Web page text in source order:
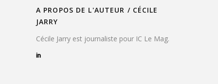
A PROPOS DE L'AUTEUR / CÉCILE
JARRY
Cécile Jarry est journaliste pour IC Le Mag.